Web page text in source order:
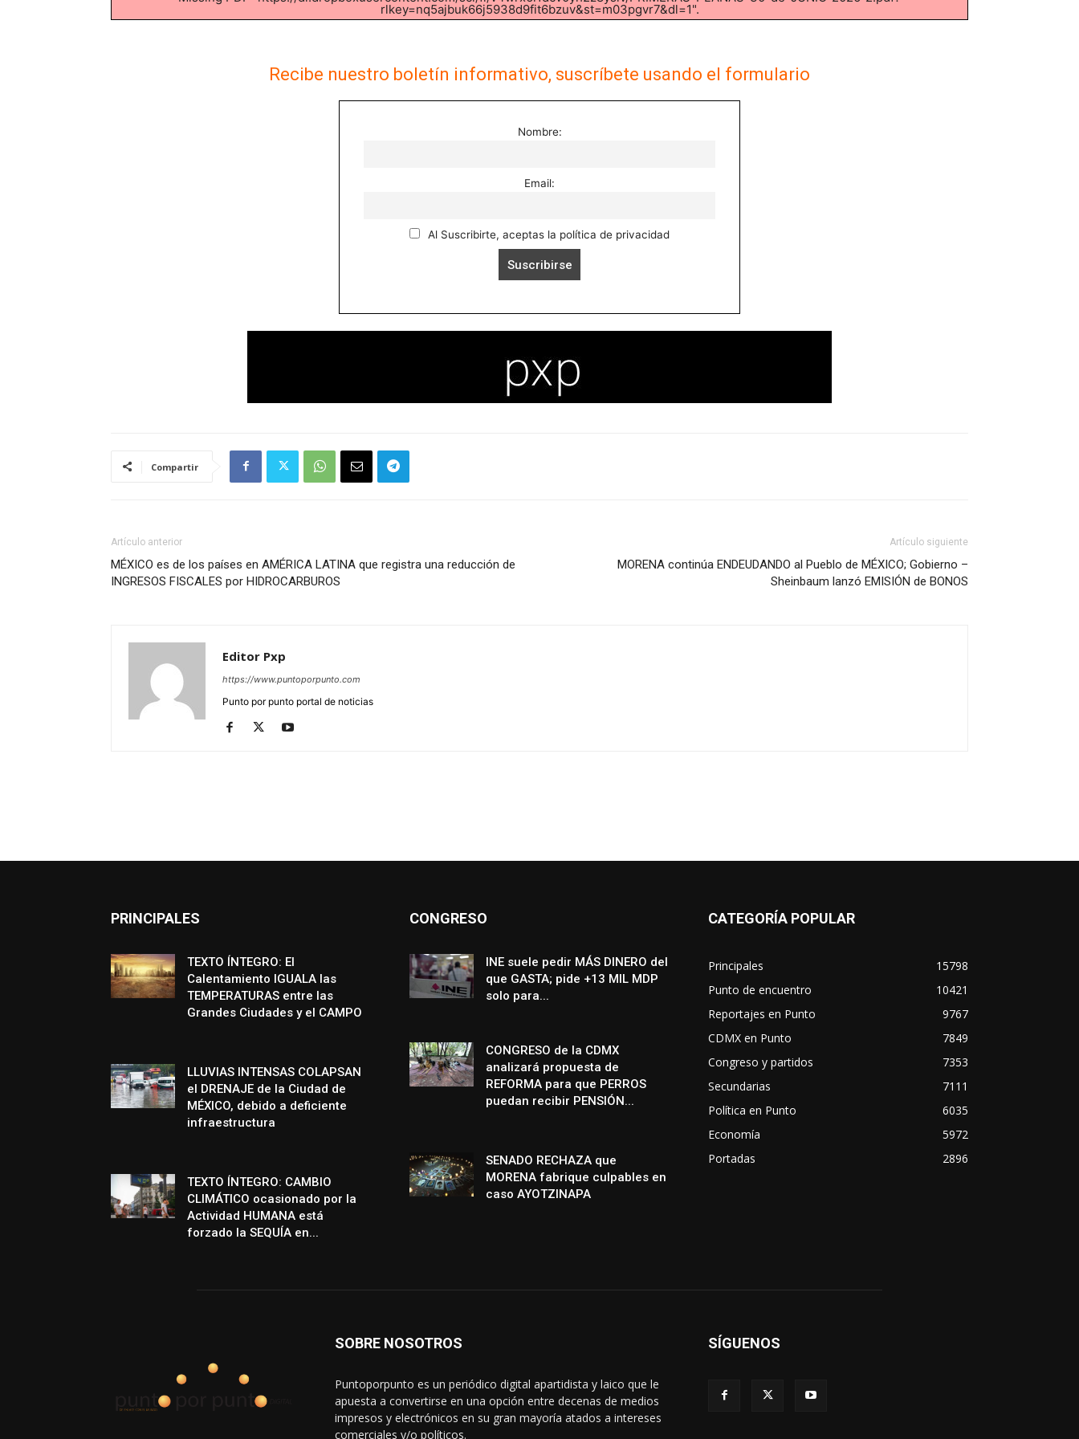
rlkey=nq5ajbuk66j5938d9fit6bzuv&st=m03pgvr7&dl=1".
Recibe nuestro boletín informativo, suscríbete usando el formulario
Nombre:
Email:
Al Suscribirte, aceptas la política de privacidad
Compartir
Artículo anterior
MÉXICO es de los países en AMÉRICA LATINA que registra una reducción de
INGRESOS FISCALES por HIDROCARBUROS
Artículo siguiente
MORENA continúa ENDEUDANDO al Pueblo de MÉXICO; Gobierno –
Sheinbaum lanzó EMISIÓN de BONOS
Editor Pxp
https://www.puntoporpunto.com
Punto por punto portal de noticias
PRINCIPALES
TEXTO ÍNTEGRO: El
Calentamiento IGUALA las
TEMPERATURAS entre las
Grandes Ciudades y el CAMPO
LLUVIAS INTENSAS COLAPSAN
el DRENAJE de la Ciudad de
MÉXICO, debido a deficiente
infraestructura
TEXTO ÍNTEGRO: CAMBIO
CLIMÁTICO ocasionado por la
Actividad HUMANA está
forzado la SEQUÍA en...
CONGRESO
INE suele pedir MÁS DINERO del
que GASTA; pide +13 MIL MDP
solo para...
CONGRESO de la CDMX
analizará propuesta de
REFORMA para que PERROS
puedan recibir PENSIÓN...
SENADO RECHAZA que
MORENA fabrique culpables en
caso AYOTZINAPA
CATEGORÍA POPULAR
Principales
15798
Punto de encuentro
10421
Reportajes en Punto
9767
CDMX en Punto
7849
Congreso y partidos
7353
Secundarias
7111
Política en Punto
6035
Economía
5972
Portadas
2896
SOBRE NOSOTROS
Puntoporpunto es un periódico digital apartidista y laico que le
apuesta a convertirse en una opción entre decenas de medios
impresos y electrónicos en su gran mayoría atados a intereses
comerciales y/o políticos.
SÍGUENOS